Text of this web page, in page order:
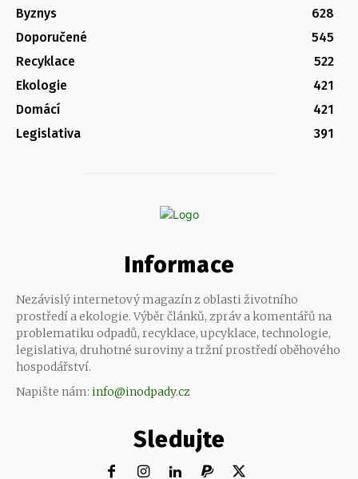
Byznys
628
Doporučené
545
Recyklace
522
Ekologie
421
Domácí
421
Legislativa
391
Informace
Nezávislý internetový magazín z oblasti životního
prostředí a ekologie. Výběr článků, zpráv a komentářů na
problematiku odpadů, recyklace, upcyklace, technologie,
legislativa, druhotné suroviny a tržní prostředí oběhového
hospodářství.
Napište nám: info@inodpady.cz
Sledujte